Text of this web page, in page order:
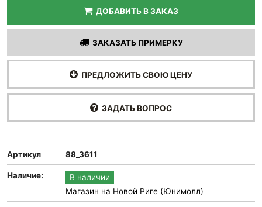
ДОБАВИТЬ В ЗАКАЗ
ЗАКАЗАТЬ ПРИМЕРКУ
ПРЕДЛОЖИТЬ СВОЮ ЦЕНУ
ЗАДАТЬ ВОПРОС
Артикул 88_3611
Наличие:
В наличии
Магазин на Новой Риге (Юнимолл)